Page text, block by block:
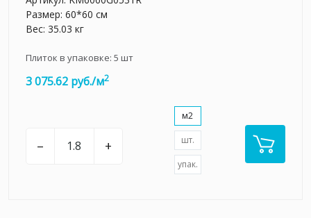
Размер: 60*60 см
Вес: 35.03 кг
Плиток в упаковке: 5 шт
3 075.62 руб./м2
– +
м2
шт.
упак.